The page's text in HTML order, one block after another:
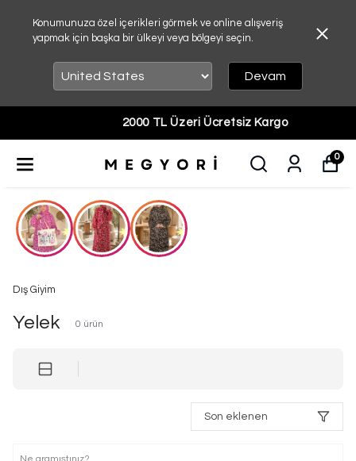
Konumunuza özel içerikleri görmek ve online alışveriş
yapmak için başka bir ülkeyi veya bölgeyi seçin.
Devam
2000 TL Üzeri Ücretsiz Kargo
0
Dış Giyim
Yelek 0 ürün
Son eklenen